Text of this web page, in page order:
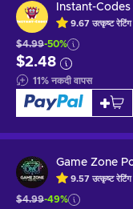
Instant-Codes
9.67 उत्कृष्टरेटिंग
$4.99-50%
$2.48
11% नकदी वापस
Game Zone
9.57 उत्कृष्टरेटिंग
$4.99-49%